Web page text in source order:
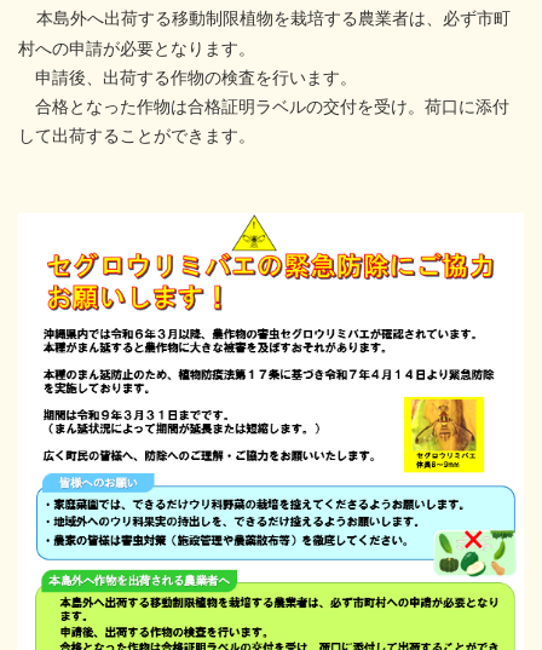
本島外へ出荷する移動制限植物を栽培する農業者は、必ず市町
村への申請が必要となります。
申請後、出荷する作物の検査を行います。
合格となった作物は合格証明ラベルの交付を受け。荷口に添付
して出荷することができます。